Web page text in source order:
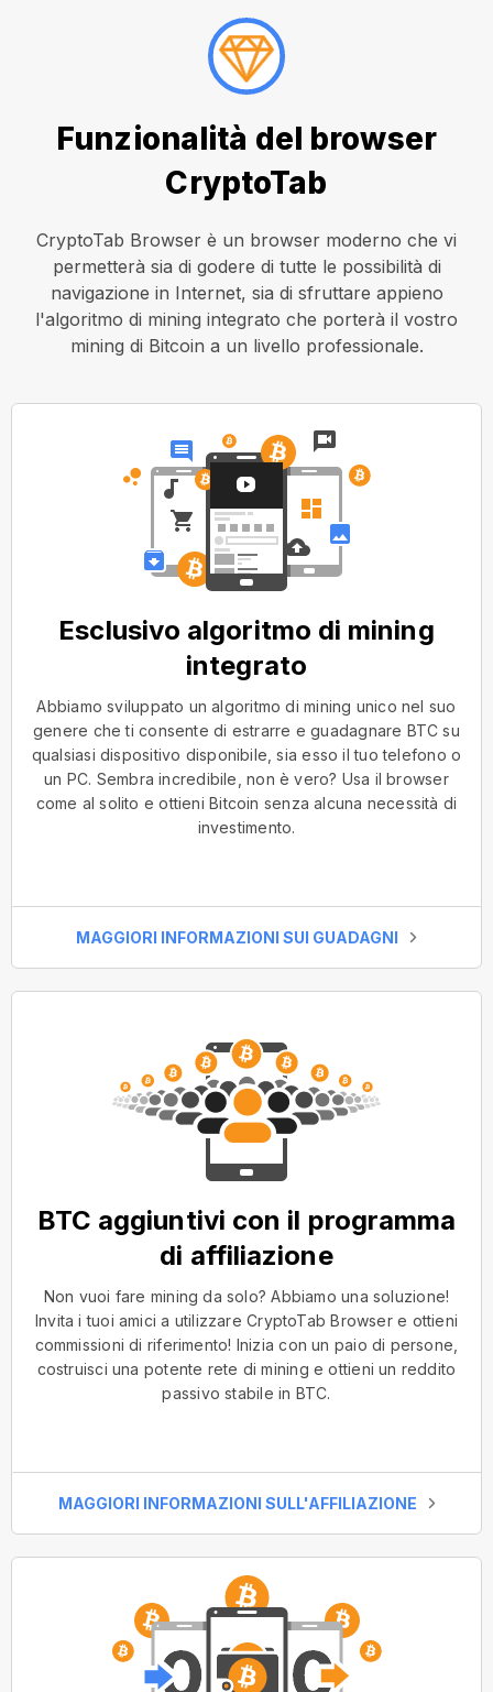
Funzionalità del browser
CryptoTab
CryptoTab Browser è un browser moderno che vi
permetterà sia di godere di tutte le possibilità di
navigazione in Internet, sia di sfruttare appieno
l'algoritmo di mining integrato che porterà il vostro
mining di Bitcoin a un livello professionale.
Esclusivo algoritmo di mining
integrato
Abbiamo sviluppato un algoritmo di mining unico nel suo
genere che ti consente di estrarre e guadagnare BTC su
qualsiasi dispositivo disponibile, sia esso il tuo telefono o
un PC. Sembra incredibile, non è vero? Usa il browser
come al solito e ottieni Bitcoin senza alcuna necessità di
investimento.
MAGGIORI INFORMAZIONI SUI GUADAGNI
BTC aggiuntivi con il programma
di affiliazione
Non vuoi fare mining da solo? Abbiamo una soluzione!
Invita i tuoi amici a utilizzare CryptoTab Browser e ottieni
commissioni di riferimento! Inizia con un paio di persone,
costruisci una potente rete di mining e ottieni un reddito
passivo stabile in BTC.
MAGGIORI INFORMAZIONI SULL'AFFILIAZIONE